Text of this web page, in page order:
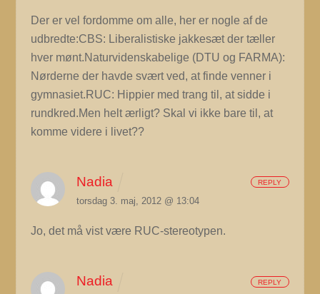
Der er vel fordomme om alle, her er nogle af de
udbredte:CBS: Liberalistiske jakkesæt der tæller
hver mønt.Naturvidenskabelige (DTU og FARMA):
Nørderne der havde svært ved, at finde venner i
gymnasiet.RUC: Hippier med trang til, at sidde i
rundkred.Men helt ærligt? Skal vi ikke bare til, at
komme videre i livet??
Nadia
torsdag 3. maj, 2012 @ 13:04
Jo, det må vist være RUC-stereotypen.
REPLY
Nadia REPLY